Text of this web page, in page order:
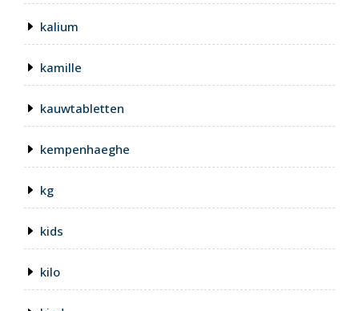
kalium
kamille
kauwtabletten
kempenhaeghe
kg
kids
kilo